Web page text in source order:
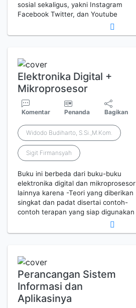
sosial sekaligus, yakni Instagram
Facebook Twitter, dan Youtube
Elektronika Digital +
Mikroprosesor
Komentar Penanda Bagikan
Widodo Budiharto, S.Si.,M.Kom.
Sigit Firmansyah
Buku ini berbeda dari buku-buku
elektronika digital dan mikroprosesor
lainnya karena -Teori yang diberikan
singkat dan padat disertai contoh-
contoh terapan yang siap digunakan
Perancangan Sistem
Informasi dan
Aplikasinya